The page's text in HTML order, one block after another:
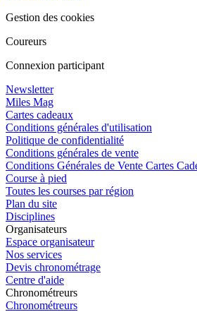
Gestion des cookies
Coureurs
Connexion participant
Newsletter
Miles Mag
Cartes cadeaux
Conditions générales d'utilisation
Politique de confidentialité
Conditions générales de vente
Conditions Générales de Vente Cartes
Course à pied
Toutes les courses par région
Plan du site
Disciplines
Organisateurs
Espace organisateur
Nos services
Devis chronométrage
Centre d'aide
Chronométreurs
Chronométreurs